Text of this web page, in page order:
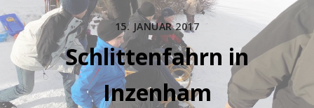
15. JANUAR 2017
Schlittenfahrn in
Inzenham